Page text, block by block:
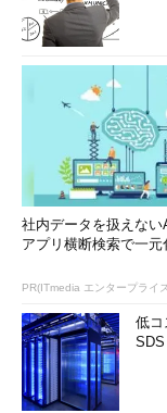
社内データを扱えな
アプリ横断検索で一元
PR(ITmedia エンタープライ
低コ